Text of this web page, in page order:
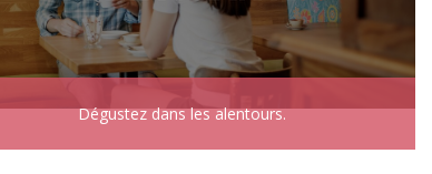
Dégustez dans les alentours.